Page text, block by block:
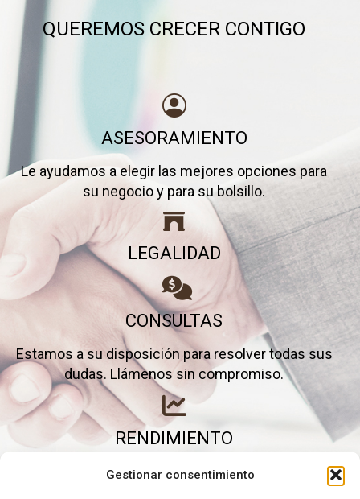
Gestionar consentimiento
QUEREMOS CRECER CONTIGO
ASESORAMIENTO
Le ayudamos a elegir las mejores opciones para
su negocio y para su bolsillo.
LEGALIDAD
CONSULTAS
Estamos a su disposición para resolver todas sus
dudas. Llámenos sin compromiso.
RENDIMIENTO
Elimine gastos inútiles y saque el máximo partido a